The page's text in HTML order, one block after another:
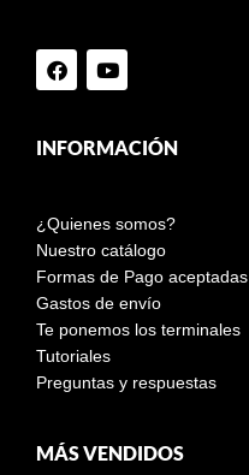
INFORMACIÓN
¿Quienes somos?
Nuestro catálogo
Formas de Pago aceptadas
Gastos de envío
Te ponemos los terminales
Tutoriales
Preguntas y respuestas
MÁS VENDIDOS